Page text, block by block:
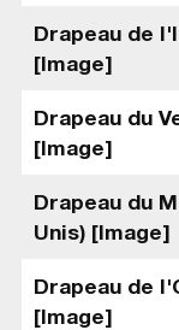
Drapeau de
[Image]
Drapeau du
[Image]
Drapeau du
Unis) [Image]
Drapeau de
[Image]